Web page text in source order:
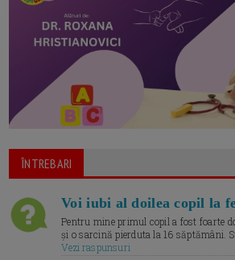
ÎNTREBARI
Voi iubi al doilea copil la
Pentru mine primul copil a fost foarte
și o sarcină pierduta la 16 săptămâni.
Vezi raspunsuri